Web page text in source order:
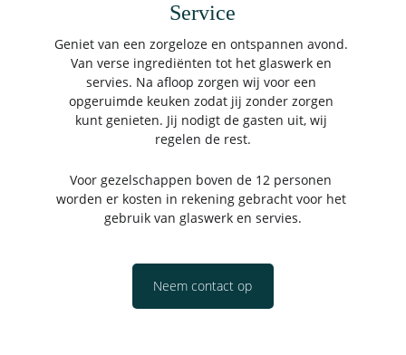
Service
Geniet van een zorgeloze en ontspannen avond.
Van verse ingrediënten tot het glaswerk en
servies. Na afloop zorgen wij voor een
opgeruimde keuken zodat jij zonder zorgen
kunt genieten. Jij nodigt de gasten uit, wij
regelen de rest.
Voor gezelschappen boven de 12 personen
worden er kosten in rekening gebracht voor het
gebruik van glaswerk en servies.
Neem contact op